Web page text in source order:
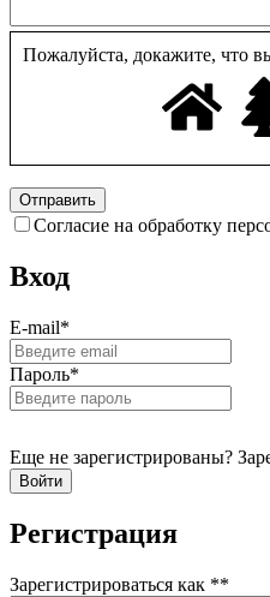
Пожалуйста, докажите, что
Согласие на обработку
Вход
E-mail*
Пароль*
Еще не зарегистрированы?
Регистрация
Зарегистрироваться как **